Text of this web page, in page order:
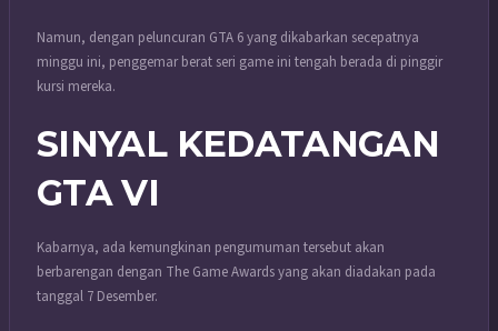
Namun, dengan peluncuran GTA 6 yang dikabarkan secepatnya
minggu ini, penggemar berat seri game ini tengah berada di pinggir
kursi mereka.
SINYAL KEDATANGAN
GTA VI
Kabarnya, ada kemungkinan pengumuman tersebut akan
berbarengan dengan The Game Awards yang akan diadakan pada
tanggal 7 Desember.